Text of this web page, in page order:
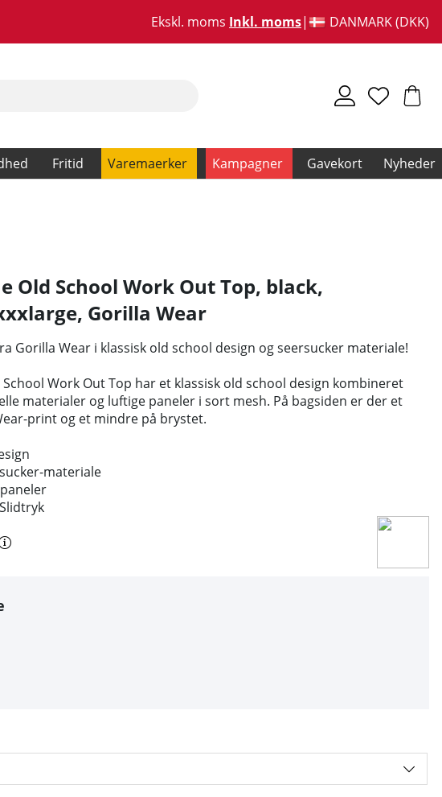
Ekskl. moms Inkl. moms DANMARK (DKK)
Fritid Varemaerker Kampagner Gavekort Nyheder
Old School Work Out Top, black,
, Gorilla Wear
Gorilla Wear i klassisk old school design og seersucker materiale!
Work Out Top har et klassisk old school design kombineret
materialer og luftige paneler i sort mesh. På bagsiden er der et
print og et mindre på brystet.
materiale